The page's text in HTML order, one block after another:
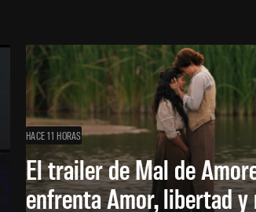
HACE 11 HORAS
El trailer de Mal de
enfrenta Amor, libertad